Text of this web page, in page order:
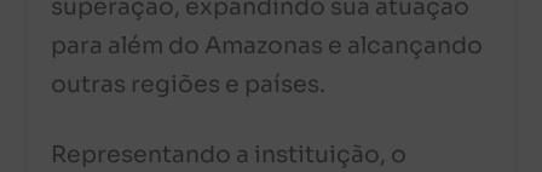
superação, expandindo sua atuação
para além do Amazonas e alcançando
outras regiões e países.
Representando a instituição, o